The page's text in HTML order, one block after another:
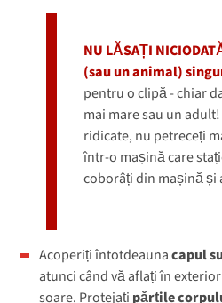
NU LĂSAȚI
(sau un animal)
pentru o clipă - chiar
mai mare sau un
ridicate, nu petreceți
într-o mașină care
coborâți din mașină
Acoperiți întotdeaunacapul
atunci când vă aflați în
soare. Protejați părțile